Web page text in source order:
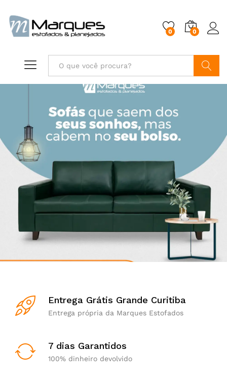
0 0
Entrega Grátis Grande Curitiba
Entrega própria da Marques Estofados
7 dias Garantidos
100% dinheiro devolvido